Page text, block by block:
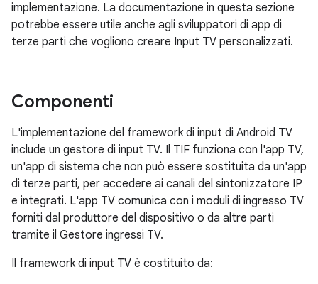
implementazione. La documentazione in questa sezione
potrebbe essere utile anche agli sviluppatori di app di
terze parti che vogliono creare Input TV personalizzati.
Componenti
L'implementazione del framework di input di Android TV
include un gestore di input TV. Il TIF funziona con l'app TV,
un'app di sistema che non può essere sostituita da un'app
di terze parti, per accedere ai canali del sintonizzatore IP
e integrati. L'app TV comunica con i moduli di ingresso TV
forniti dal produttore del dispositivo o da altre parti
tramite il Gestore ingressi TV.
Il framework di input TV è costituito da: